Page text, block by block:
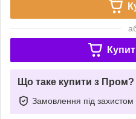
Що таке купити з Пром?
Замовлення під захистом